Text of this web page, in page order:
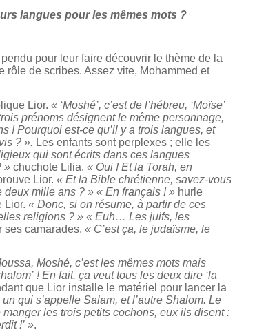
langues pour les mêmes mots ?
pour leur faire découvrir le thème de la
rôle de scribes. Assez vite, Mohammed et
Lior. « ‘Moshé’, c’est de l’hébreu, ‘Moïse’
prénoms désignent le même personnage,
! Pourquoi est-ce qu’il y a trois langues, et
? ». Les enfants sont perplexes ; elle les
qui sont écrits dans ces langues
» chuchote Lilia. « Oui ! Et la Torah, en
Lior. « Et la Bible chrétienne, savez-vous
mille ans ? » « En français ! » hurle
Lior. « Donc, si on résume, à partir de ces
religions ? » « Euh… Les juifs, les
ses camarades. « C’est ça, le judaïsme, le
Moshé, c’est les mêmes mots mais
! En fait, ça veut tous les deux dire ‘la
que Lior installe le matériel pour lancer la
qui s’appelle Salam, et l’autre Shalom. Le
les trois petits cochons, eux ils disent :
!’ ».